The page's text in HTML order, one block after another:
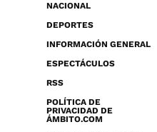
NACIONAL
DEPORTES
INFORMACIÓN GENERAL
ESPECTÁCULOS
RSS
POLÍTICA DE
PRIVACIDAD DE
ÁMBITO.COM